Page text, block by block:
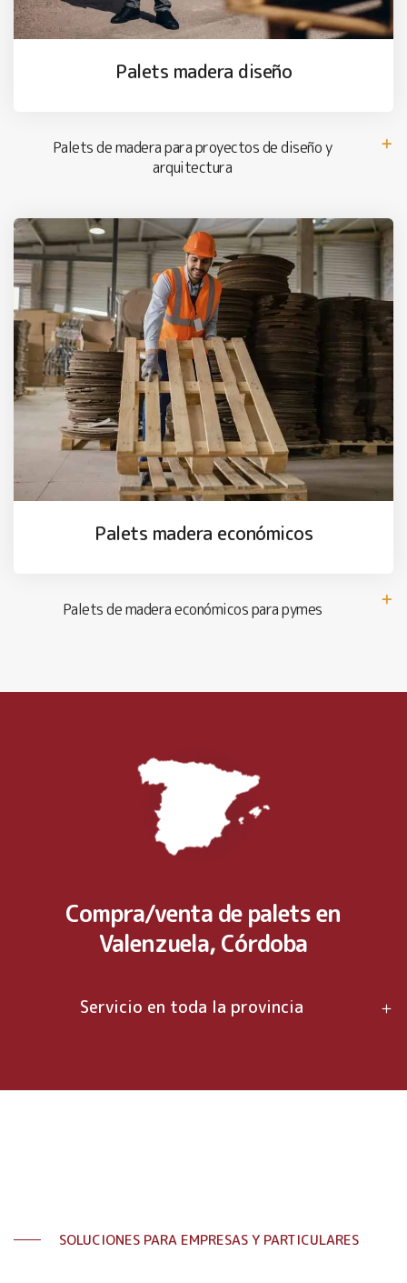
Palets madera diseño
Palets de madera para proyectos de diseño y
arquitectura
Palets madera económicos
Palets de madera económicos para pymes
Compra/venta de palets en
Valenzuela, Córdoba
Servicio en toda la provincia
SOLUCIONES PARA EMPRESAS Y PARTICULARES